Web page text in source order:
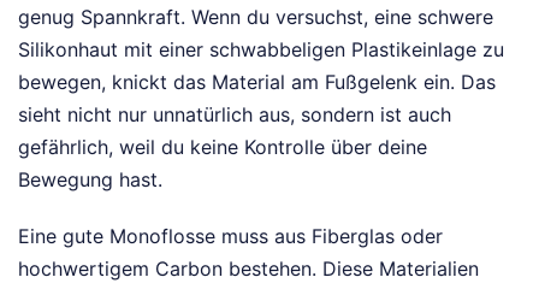
genug Spannkraft. Wenn du versuchst, eine schwere
Silikonhaut mit einer schwabbeligen Plastikeinlage zu
bewegen, knickt das Material am Fußgelenk ein. Das
sieht nicht nur unnatürlich aus, sondern ist auch
gefährlich, weil du keine Kontrolle über deine
Bewegung hast.
Eine gute Monoflosse muss aus Fiberglas oder
hochwertigem Carbon bestehen. Diese Materialien